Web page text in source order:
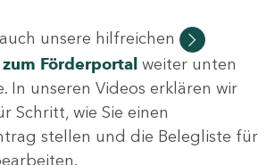
unsere hilfreichen
zum Förderportal weiter unten
In unseren Videos erklären wir
Schritt, wie Sie einen
stellen und die Belegliste für